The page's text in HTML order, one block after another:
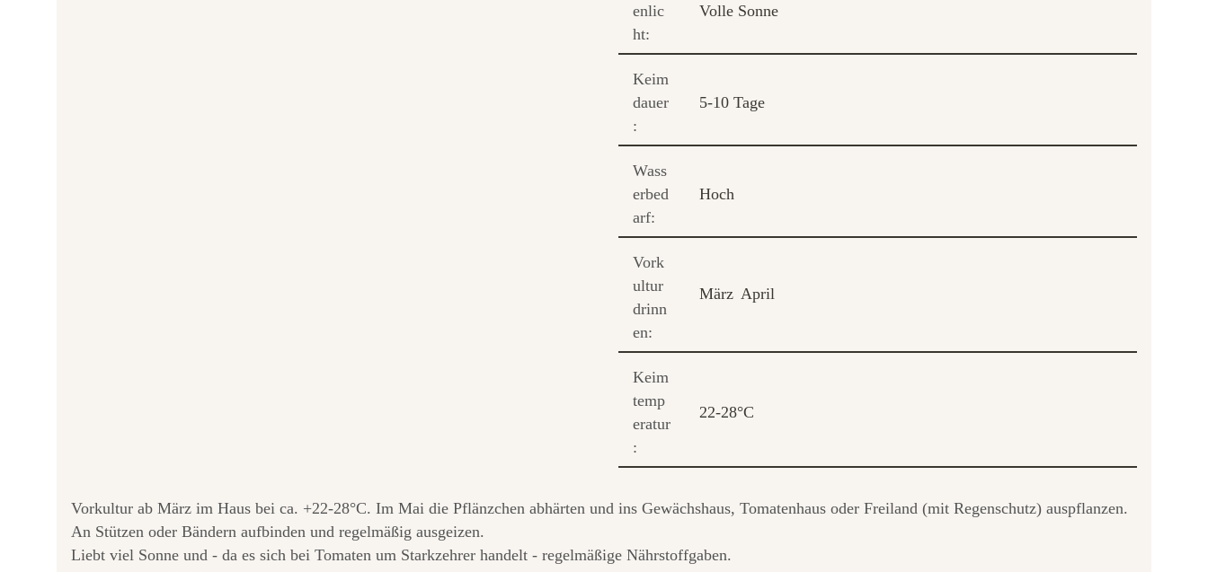
enlic
ht:
Volle Sonne
Keim
dauer
:
5-10 Tage
Wass
erbed
arf:
Hoch
Vork
ultur
drinn
en:
März April
Keim
temp
eratur
:
22-28°C
Vorkultur ab März im Haus bei ca. +22-28°C. Im Mai die Pflänzchen abhärten und ins Gewächshaus, Tomatenhaus oder Freiland (mit Regenschutz) auspflanzen.
An Stützen oder Bändern aufbinden und regelmäßig ausgeizen.
Liebt viel Sonne und - da es sich bei Tomaten um Starkzehrer handelt - regelmäßige Nährstoffgaben.